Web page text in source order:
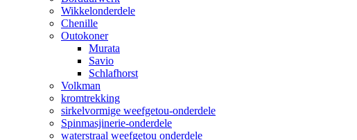
Wikkelonderdele
Chenille
Outokoner
Murata
Savio
Schlafhorst
Volkman
kromtrekking
sirkelvormige weefgetou-onderdele
Spinmasjinerie-onderdele
waterstraal weefgetou onderdele